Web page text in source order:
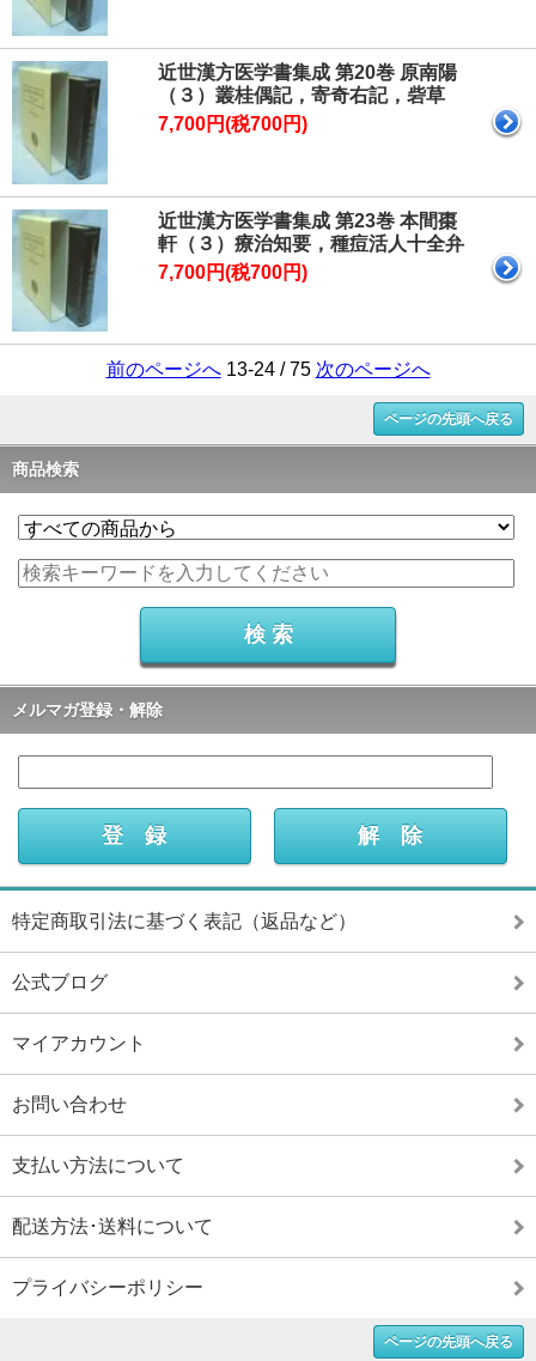
近世漢方医学書集成 第20巻 原南陽
（３）叢桂偶記，寄奇右記，砦草
7,700円(税700円)
近世漢方医学書集成 第23巻 本間棗
軒（３）療治知要，種痘活人十全弁
7,700円(税700円)
前のページへ13-24 / 75 次のページへ
ページの先頭へ戻る
商品検索
メルマガ登録・解除
特定商取引法に基づく表記（返品など）
公式ブログ
マイアカウント
お問い合わせ
支払い方法について
配送方法･送料について
プライバシーポリシー
ページの先頭へ戻る